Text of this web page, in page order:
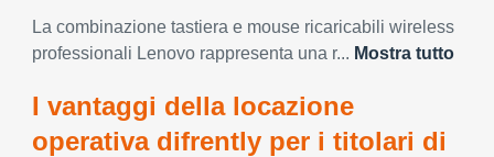
La combinazione tastiera e mouse ricaricabili wireless
professionali Lenovo rappresenta una r... Mostra tutto
I vantaggi della locazione
operativa difrently per i titolari di